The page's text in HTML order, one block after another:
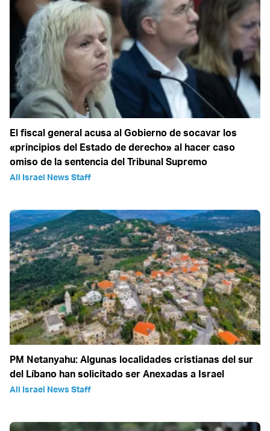
El fiscal general acusa al Gobierno de socavar los
«principios del Estado de derecho» al hacer caso
omiso de la sentencia del Tribunal Supremo
All Israel News Staff
PM Netanyahu: Algunas localidades cristianas del sur
del Líbano han solicitado ser Anexadas a Israel
All Israel News Staff